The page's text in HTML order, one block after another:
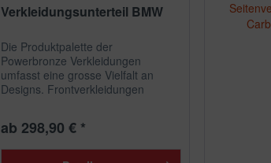
Verkleidungsunterteil BMW
Die Produktpalette der
Powerbronze Verkleidungen
umfasst eine grosse Vielfalt an
Designs. Frontverkleidungen
Halbverkleidungen (Colt, Bol Dor,
Cobra und Rapier) und
ab 298,90 € *